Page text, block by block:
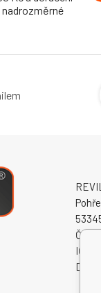
nadrozměrné
IČO:
DIČ: